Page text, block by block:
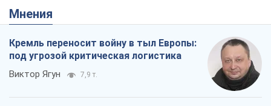
Мнения
Кремль переносит войну в тыл Европы:
под угрозой критическая логистика
Виктор Ягун 7,9 т.